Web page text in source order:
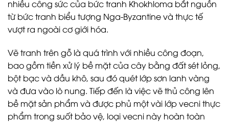
nhiều công sức của bức tranh Khokhloma bắt nguồn
từ bức tranh biểu tượng Nga-Byzantine và thực tế
vượt ra ngoài cơ giới hóa.
Vẽ tranh trên gỗ là quá trình với nhiều công đoạn,
bao gồm tiền xử lý bề mặt của cây bằng đất sét lỏng,
bột bạc và dầu khô, sau đó quét lớp sơn lanh vàng
và đưa vào lò nung. Tiếp đến là việc vẽ thủ công lên
bề mặt sản phẩm và được phủ một vài lớp vecni thực
phẩm trong suốt bảo vệ, loại vecni này hoàn toàn